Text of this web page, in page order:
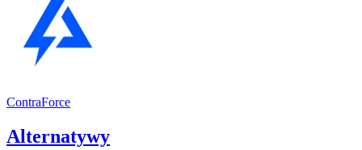
ContraForce
Alternatywy